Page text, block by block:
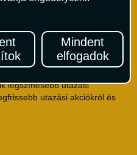
Mindent
elfogadok
legszínesebb utazási
utazási akciókról és